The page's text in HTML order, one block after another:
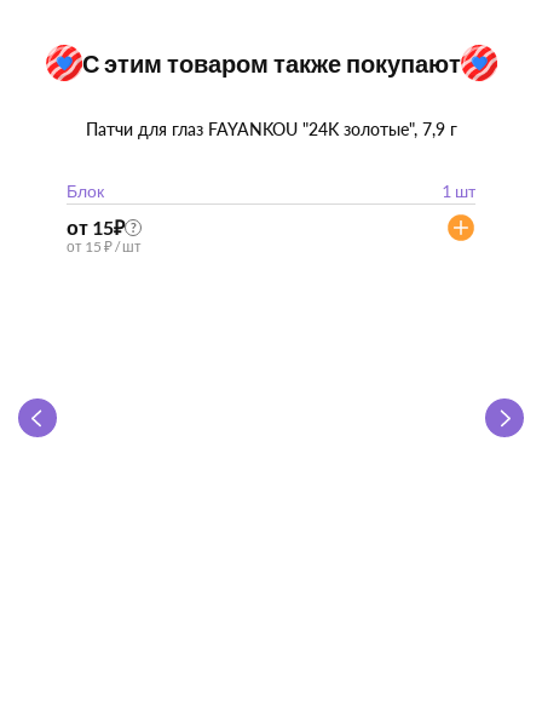
С этим товаром также покупают
Патчи для глаз FAYANKOU "24K золотые", 7,9 г
Блок 1 шт
от 15₽ ?
от 15 ₽ / шт